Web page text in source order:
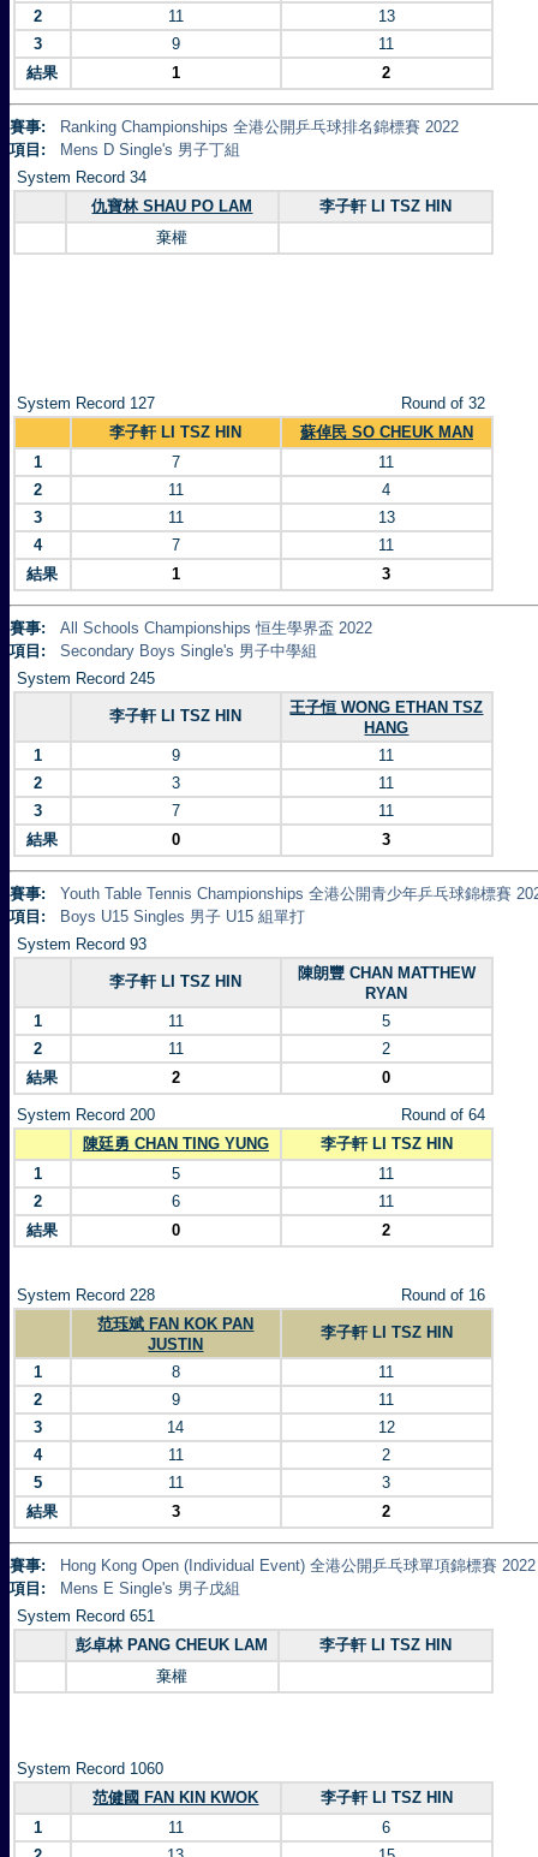
2
11
13
3
9
11
結果
1 2
賽事:
Ranking Championships 全港公開乒乓球排名錦標賽 2022
項目:
Mens D Single's 男子丁組
System Record 34
仇寶林 SHAU PO LAM
李子軒 LI TSZ HIN
棄權
System Record 127
Round of 32
李子軒 LI TSZ HIN
蘇倬民 SO CHEUK MAN
1
7
11
2
11
4
3
11
13
4
7
11
結果
1 3
賽事:
All Schools Championships 恒生學界盃 2022
項目:
Secondary Boys Single's 男子中學組
System Record 245
李子軒 LI TSZ HIN
王子恒 WONG ETHAN TSZ
HANG
1
9
11
2
3
11
3
7
11
結果
0 3
賽事:
Youth Table Tennis Championships 全港公開青少年乒乓球錦標賽
項目:
Boys U15 Singles 男子 U15 組單打
System Record 93
李子軒 LI TSZ HIN
陳朗豐 CHAN MATTHEW
RYAN
1
11
5
2
11
2
結果
2 0
System Record 200
Round of 64
陳廷勇 CHAN TING YUNG
李子軒 LI TSZ HIN
1
5
11
2
6
11
結果
0 2
System Record 228
Round of 16
范珏斌 FAN KOK PAN
JUSTIN
李子軒 LI TSZ HIN
1 8
11
2
9
11
3
14
12
4
11
2
5
11
3
結果
3 2
賽事:
Hong Kong Open (Individual Event) 全港公開乒乓球單項錦標賽 2022
項目:
Mens E Single's 男子戊組
System Record 651
彭卓林 PANG CHEUK LAM
李子軒 LI TSZ HIN
棄權
System Record 1060
范健國 FAN KIN KWOK
李子軒 LI TSZ HIN
1
11
6